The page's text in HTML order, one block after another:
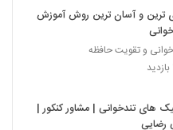
ترین و آسان ترین روش آموزش
و تقویت حافظه
های تندخوانی | مشاور کنکور |
رضایی